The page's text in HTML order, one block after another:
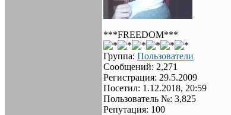
***FREEDOM***
Группа: Пользователи
Сообщений: 2,271
Регистрация: 29.5.2009
Посетил: 1.12.2018, 20:59
Пользователь №: 3,825
Репутация: 100